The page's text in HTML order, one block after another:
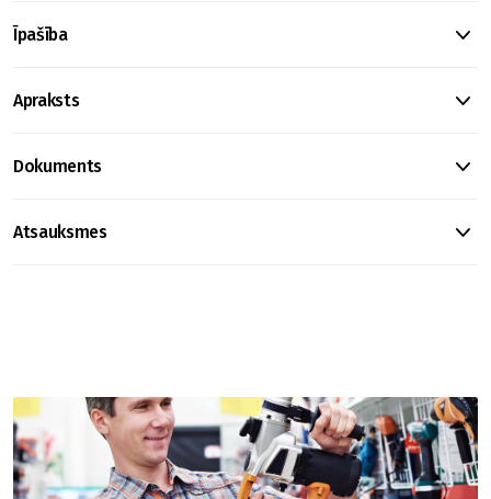
Īpašība
Apraksts
Dokuments
Atsauksmes